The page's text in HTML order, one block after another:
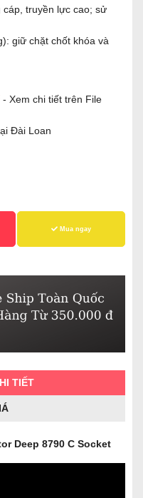
cáp, truyền lực cao; sử
giữ chặt chốt khóa và
- Xem chi tiết trên File
Đài Loan
Mua ngay
TIẾT
Deep 8790 C Socket